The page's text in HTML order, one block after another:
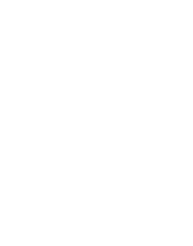
ตัว TOREX